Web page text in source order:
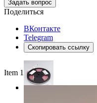
Задать вопрос
Поделиться
ВКонтакте
Telegram
Скопировать ссылку
Item 1 of 3